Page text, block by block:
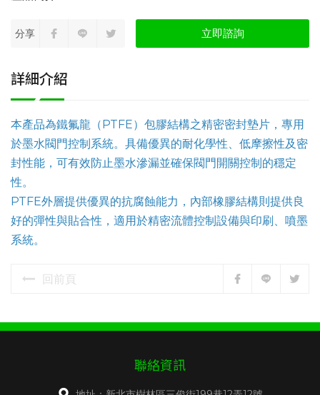
分享 立即諮詢
詳細介紹
本產品為鐵氟龍（PTFE）包膠結構之精密密封墊片，專用
於墨水閥門控制系統。具備優異的耐化學性、低摩擦性及密
封性能，可有效防止墨水滲漏並確保閥門開關控制的穩定
性。
PTFE外層提供優異的抗腐蝕能力，內部橡膠結構則提供良
好的彈性與貼合性，適用於精密流體控制設備與印刷、噴墨
系統。
回前頁
聯絡資訊